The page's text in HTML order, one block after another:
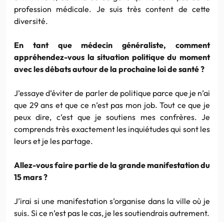
profession médicale. Je suis très content de cette
diversité.
En tant que médecin généraliste, comment
appréhendez-vous la situation politique du moment
avec les débats autour de la prochaine loi de santé ?
J’essaye d’éviter de parler de politique parce que je n’ai
que 29 ans et que ce n’est pas mon job. Tout ce que je
peux dire, c’est que je soutiens mes confrères. Je
comprends très exactement les inquiétudes qui sont les
leurs et je les partage.
Allez-vous faire partie de la grande manifestation du
15 mars ?
J’irai si une manifestation s’organise dans la ville où je
suis. Si ce n’est pas le cas, je les soutiendrais autrement.